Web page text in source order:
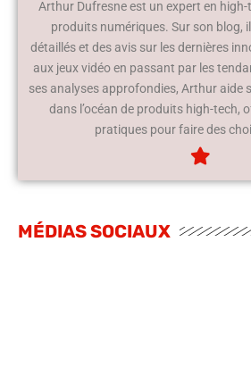
Arthur Dufresne est un expert en
produits numériques. Sur son blog,
détaillés et des avis sur les dernières
aux jeux vidéo en passant par les
ses analyses approfondies, Arthur aide
dans l’océan de produits high-tech,
pratiques pour faire des
MÉDIAS SOCIAUX